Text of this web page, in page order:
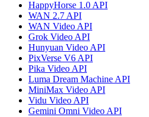
HappyHorse 1.0 API
WAN 2.7 API
WAN Video API
Grok Video API
Hunyuan Video API
PixVerse V6 API
Pika Video API
Luma Dream Machine API
MiniMax Video API
Vidu Video API
Gemini Omni Video API